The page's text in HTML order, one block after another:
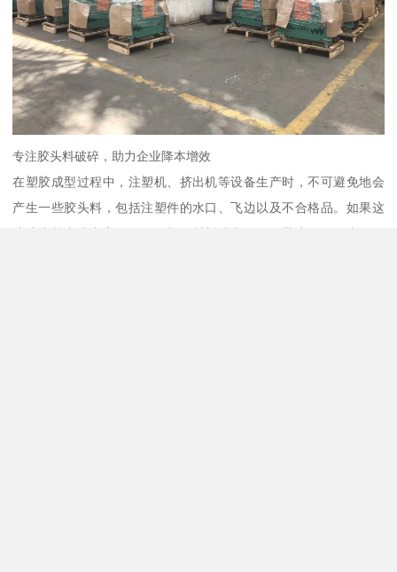
专注胶头料破碎，助力企业降本增效
在塑胶成型过程中，注塑机、挤出机等设备生产时，不可避免地会
产生一些胶头料，包括注塑件的水口、飞边以及不合格品。如果这